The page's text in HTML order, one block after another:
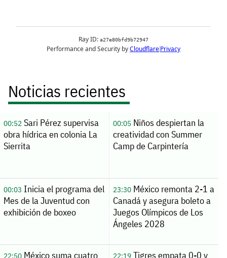
Noticias recientes
00:52Sari Pérez supervisa
obra hídrica en colonia La
Sierrita
00:05Niños despiertan la
creatividad con Summer
Camp de Carpintería
00:03 Inicia el programa del
Mes de la Juventud con
exhibición de boxeo
23:30México remonta 2-1 a
Canadá y asegura boleto a
Juegos Olímpicos de Los
Ángeles 2028
22:50México suma cuatro
22:19Tigres empata 0-0 y